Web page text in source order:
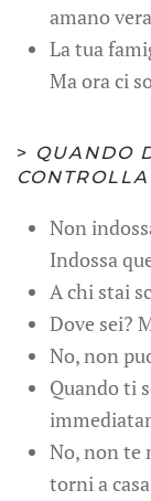
amano
La tua
Ma ora ci
> QUANDO
Non
Indossa
A chi stai
Dove sei?
No, non
Quando ti
No, non te
torni a